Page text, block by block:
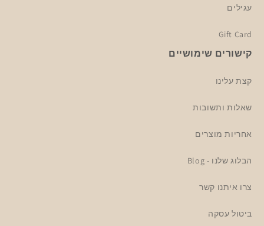
עגילים
Gift Card
קישורים שימושיים
קצת עלינו
שאלות ותשובות
אחריות מוצרים
הבלוג שלנו - Blog
צרו איתנו קשר
ביטול עסקה